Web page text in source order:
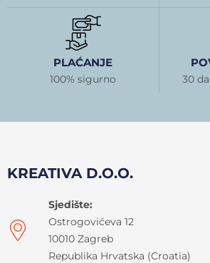
PLAĆANJE
100% sigurno 30
KREATIVA D.O.O.
Sjedište:
Ostrogovićeva 12
10010 Zagreb
Republika Hrvatska (Croatia)